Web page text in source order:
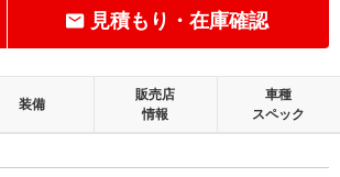
見積もり・在庫確認
装備
販売店
情報
車種
スペック